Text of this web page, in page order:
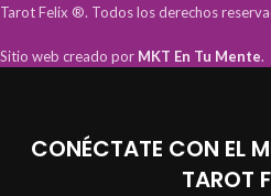
Tarot Felix ®. Todos los derechos
Sitio web creado por MKT En Tu Mente.
CONÉCTATE CON EL
TAROT